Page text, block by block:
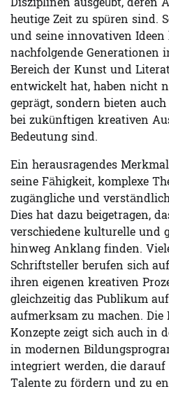
Disziplinen ausgeübt, deren
heutige Zeit zu spüren sind.
und seine innovativen Ideen
nachfolgende Generationen
Bereich der Kunst und
entwickelt hat, haben nicht
geprägt, sondern bieten
bei zukünftigen kreativen
Bedeutung sind.
Ein herausragendes
seine Fähigkeit, komplexe
zugängliche und
Dies hat dazu beigetragen,
verschiedene kulturelle und
hinweg Anklang finden.
Schriftsteller berufen sich
ihren eigenen kreativen
gleichzeitig das Publikum
aufmerksam zu machen. Die
Konzepte zeigt sich auch in
in modernen
integriert werden, die darauf
Talente zu fördern und zu